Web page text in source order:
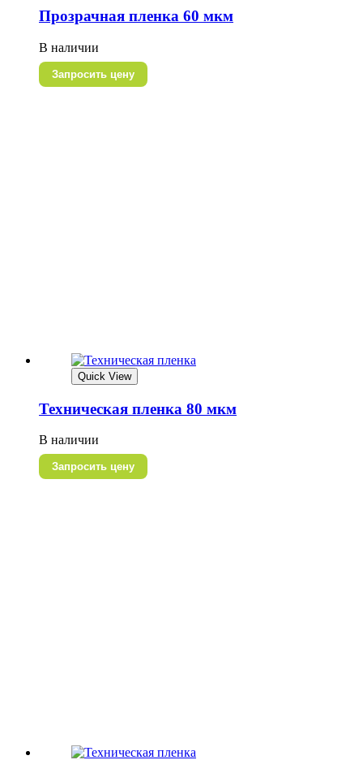
Прозрачная пленка 60 мкм
В наличии
Запросить цену
Quick View
Техническая пленка 80 мкм
В наличии
Запросить цену